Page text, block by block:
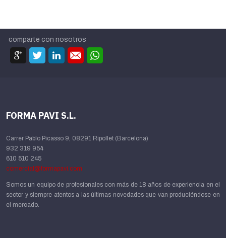
comparte con nosotros
FORMA PAVI S.L.
Carrer Pablo Picasso 9, 08291 Ripollet (Barcelona)
932 319 954
610 510 245
comercial@formapavi.com
Somos un equipo de profesionales con más de 18 años de experiencia en el
sector y siempre atentos a las últimas novedades que van produciéndose en
el mercado.